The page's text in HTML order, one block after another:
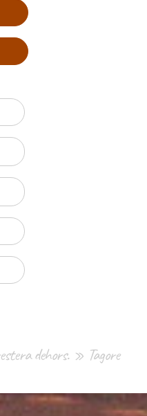
dehors. » Tagore